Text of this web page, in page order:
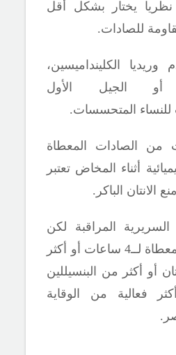
يختار بشكل
أقل
للصادات.
الكلينداميسين،
أو الجيل الأول
للنساء المتحسسات.
من الصادات المعطاة
أثناء المخاض تعتبر
الباكر.
المراقبة لكن
يبدو بأن الوقاية المعطاة لــ4 ساعات أو أكثر
أو أكثر من البنسيللين
فعالية من الوقاية